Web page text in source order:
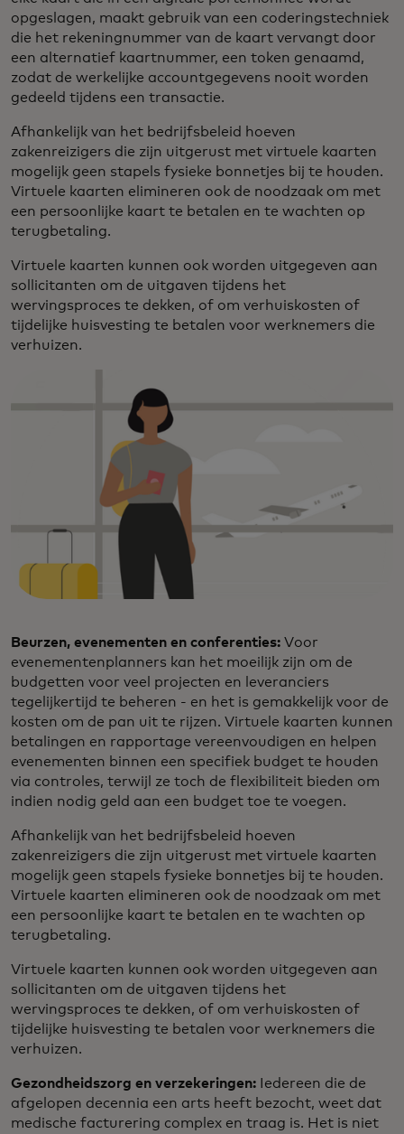
opgeslagen, maakt gebruik van een coderingstechniek
die het rekeningnummer van de kaart vervangt door
een alternatief kaartnummer, een token genaamd,
zodat de werkelijke accountgegevens nooit worden
gedeeld tijdens een transactie.
Afhankelijk van het bedrijfsbeleid hoeven
zakenreizigers die zijn uitgerust met virtuele kaarten
mogelijk geen stapels fysieke bonnetjes bij te houden.
Virtuele kaarten elimineren ook de noodzaak om met
een persoonlijke kaart te betalen en te wachten op
terugbetaling.
Virtuele kaarten kunnen ook worden uitgegeven aan
sollicitanten om de uitgaven tijdens het
wervingsproces te dekken, of om verhuiskosten of
tijdelijke huisvesting te betalen voor werknemers die
verhuizen.
Beurzen, evenementen en conferenties: Voor
evenementenplanners kan het moeilijk zijn om de
budgetten voor veel projecten en leveranciers
tegelijkertijd te beheren - en het is gemakkelijk voor de
kosten om de pan uit te rijzen. Virtuele kaarten kunnen
betalingen en rapportage vereenvoudigen en helpen
evenementen binnen een specifiek budget te houden
via controles, terwijl ze toch de flexibiliteit bieden om
indien nodig geld aan een budget toe te voegen.
Afhankelijk van het bedrijfsbeleid hoeven
zakenreizigers die zijn uitgerust met virtuele kaarten
mogelijk geen stapels fysieke bonnetjes bij te houden.
Virtuele kaarten elimineren ook de noodzaak om met
een persoonlijke kaart te betalen en te wachten op
terugbetaling.
Virtuele kaarten kunnen ook worden uitgegeven aan
sollicitanten om de uitgaven tijdens het
wervingsproces te dekken, of om verhuiskosten of
tijdelijke huisvesting te betalen voor werknemers die
verhuizen.
Gezondheidszorg en verzekeringen:
Iedereen die de
afgelopen decennia een arts heeft bezocht, weet dat
medische facturering complex en traag is. Het is niet